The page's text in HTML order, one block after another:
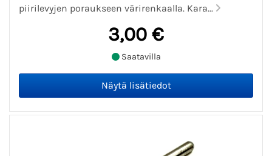
piirilevyjen poraukseen värirenkaalla. Kara...
3,00 €
Saatavilla